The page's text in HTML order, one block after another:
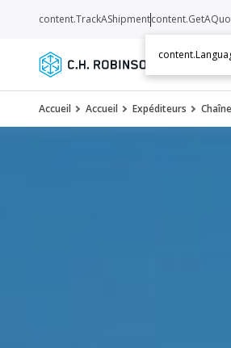
Services
content.TrackAShipment
Accueil Accueil Expéditeurs